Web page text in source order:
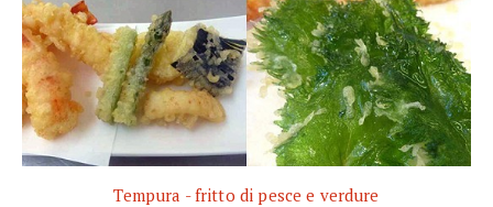
Tempura - fritto di pesce e verdure